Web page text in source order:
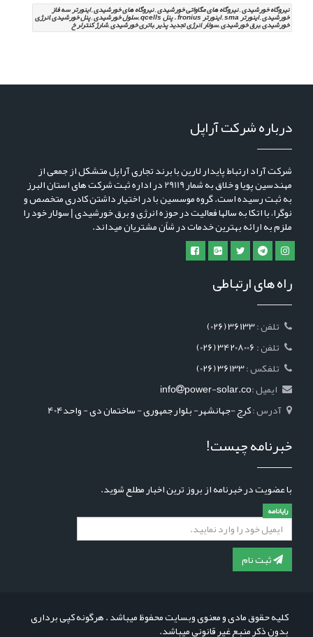
نیروگاه خورشیدی , نیروگاه های مگاواتی خورشیدی , نیروگاه های خورشیدی , اینورتر سه فاز
خورشیدی , اینورتر sma , اینورتر fronius . پنل qcells ,سلول خورشیدی , پنل خورشیدی ,انرژی
خورشیدی ,برق خورشیدی ,سولار ,انرژی تجدید پذیر ,باتری خورشیدی ,شارژ کنترلر خ
درباره شرکت آراپل
شرکت آراد ارتباط پایدار لارین با برند تجاری آراپل متشکل از جمعی از
مهندسین پویا و خلاق به شمار 29119 در اداره ثبت شرکت های استان البرز
به ثبت رسیده است. گروه موسسین با در اختیار داشتن کادری متخصص و
نوگرا، با اتکا به سالها فعالیت در حوزه انرژی و برق خورشیدی | سولار خود را
ملزم به ارائه بهترین خدمات در شاًن مشتریان میداند.
راه های ارتباطی
(026) 36133
(026) 34208006
(026) 36133
ایمیل :
info power-solar.co
آدرس :کرج -جهانشهر- بلوار جمهوری - ساختمان دی - واحد404
خبرنامه چیست!
با عضویت در خبرنامه از بروز ترین اخبار مطلع شوید.
رایانامه
ثبت نام
کلیه حقوق مادی و معنوی وبسایت محفوظ میباشد . هرگونه کپی برداری
بدون ذکر منبع غیر قانونی میباشد.